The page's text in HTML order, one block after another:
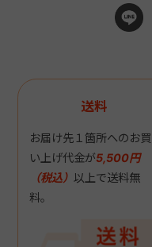
送料
お届け先１箇所へのお買
い上げ代金が5,500円
（税込） 以上で送料無
料。